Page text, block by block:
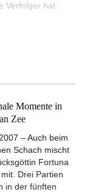
Verfolger hat.
Momente in
Zee
– Auch beim
Schach mischt
Fortuna
Drei Partien
in der fünften